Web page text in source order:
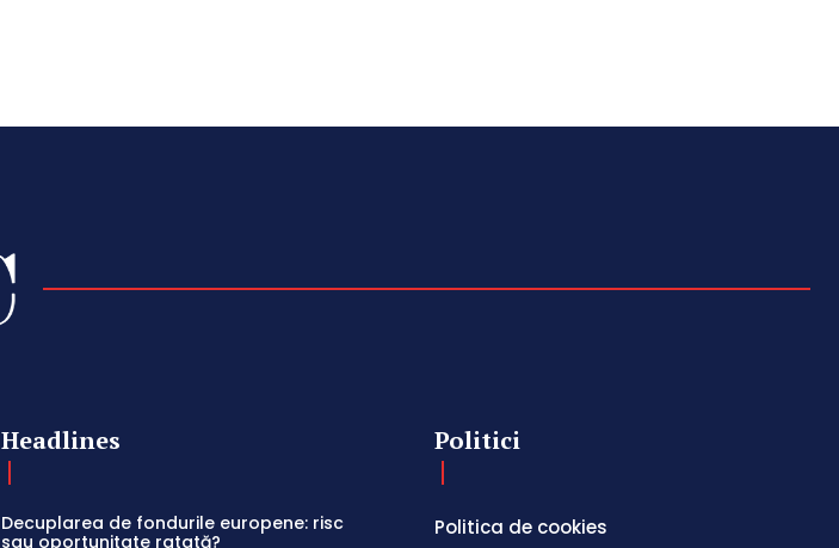
Headlines
Decuplarea de fondurile europene: risc
sau oportunitate ratată?
Politici
Politica de cookies